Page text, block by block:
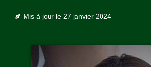
Mis à jour le 27 janvier 2024